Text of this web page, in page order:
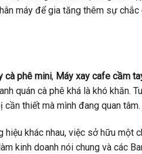
máy để gia tăng thêm sự
cà phê mini,Máy xay cafe cầm
quán cà phê khá là khó khăn.
thiết mà mình đang quan tâm.
khác nhau, việc sở hữu một
kinh doanh nói chung và các